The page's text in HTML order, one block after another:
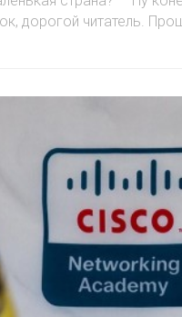
дорогой читатель.